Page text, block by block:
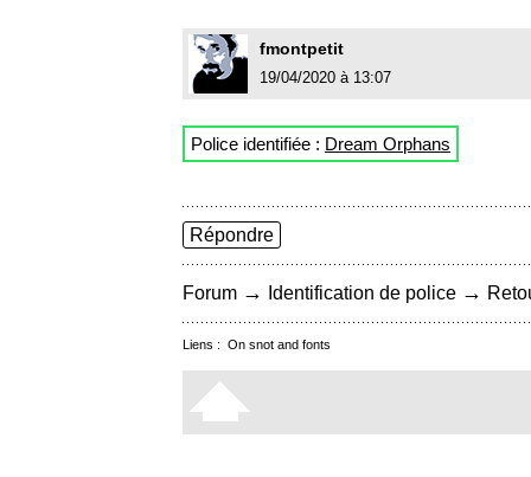
fmontpetit
19/04/2020 à 13:07
Police identifiée : Dream Orphans
Répondre
Forum → Identification de police →
Liens : On snot and fonts